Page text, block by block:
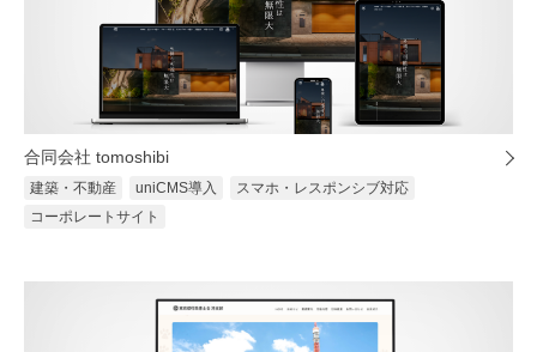
合同会社 tomoshibi
建築・不動産 uniCMS導入
スマホ・レスポンシブ対応
コーポレートサイト